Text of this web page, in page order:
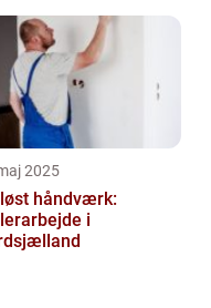
2025
håndværk:
i